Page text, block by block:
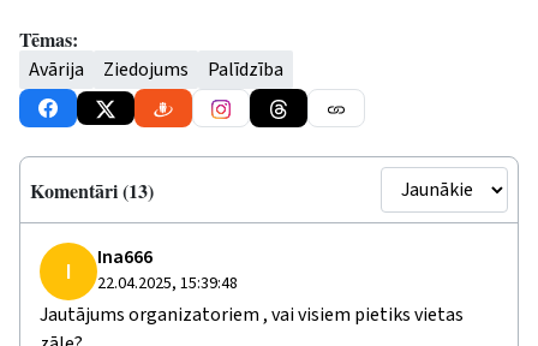
Tēmas:
Avārija Ziedojums Palīdzība
Komentāri (13)
I Ina666
22.04.2025, 15:39:48
Jautājums organizatoriem , vai visiem pietiks vietas